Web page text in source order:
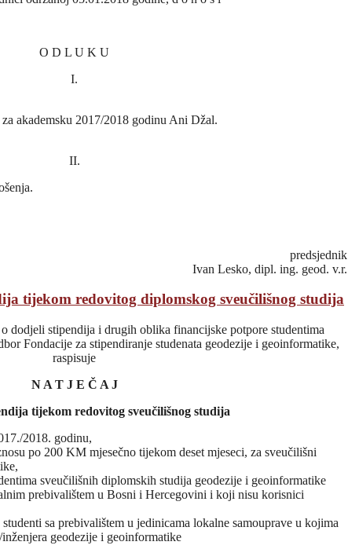
O D L U K U
I.
akademsku 2017/2018 godinu Ani Džal.
II.
predsjednik
Ivan Lesko, dipl. ing. geod. v.r.
tijekom redovitog diplomskog sveučilišnog studija
dodjeli stipendija i drugih oblika financijske potpore studentima
Fondacije za stipendiranje studenata geodezije i geoinformatike,
raspisuje
N A T J E Č A J
tijekom redovitog sveučilišnog studija
2018. godinu,
po 200 KM mjesečno tijekom deset mjeseci, za sveučilišni
sveučilišnih diplomskih studija geodezije i geoinformatike
prebivalištem u Bosni i Hercegovini i koji nisu korisnici
sa prebivalištem u jedinicama lokalne samouprave u kojima
geodezije i geoinformatike